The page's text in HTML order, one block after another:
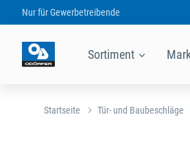
Nur fürGewerbetreibende
Sortiment
Startseite Tür- und Baubeschläge